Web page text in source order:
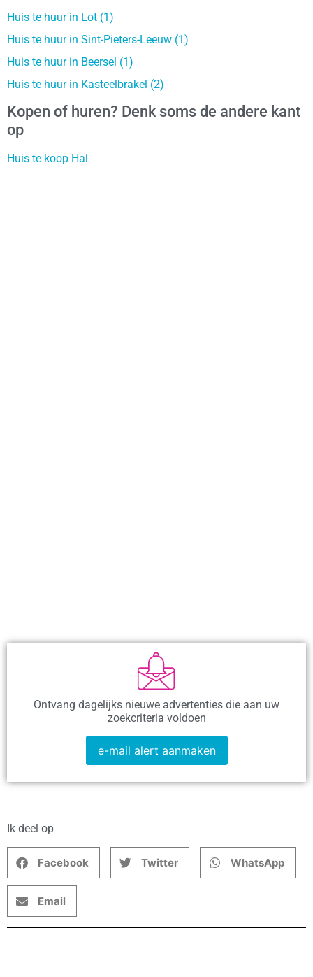
Huis te huur in Lot (1)
Huis te huur in Sint-Pieters-Leeuw (1)
Huis te huur in Beersel (1)
Huis te huur in Kasteelbrakel (2)
Kopen of huren? Denk soms de andere kant
op
Huis te koop Hal
Ontvang dagelijks nieuwe advertenties die aan uw
zoekcriteria voldoen
e-mail alert aanmaken
Ik deel op
Facebook Twitter WhatsApp
Email